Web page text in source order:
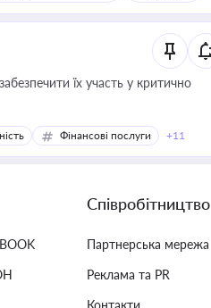
їх участь у критично
Фінансові послуги +11
Співробітництво
Партнерська мережа
Реклама та PR
Контакти